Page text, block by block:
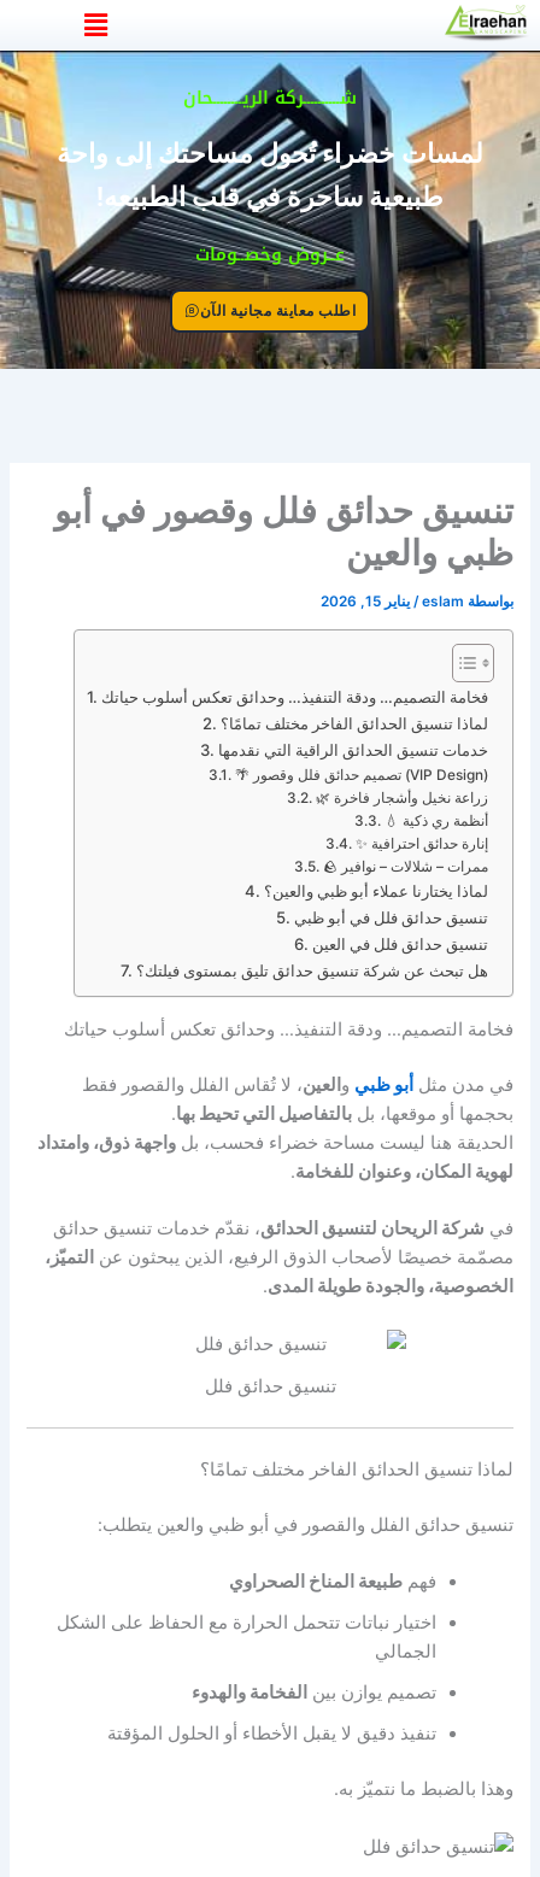
تخطي
إلى
المحتوى
القائمة
شــــــــــركة الريــــــــحان
لمسات خضراء تُحول مساحتك إلى واحة
طبيعية ساحرة في قلب الطبيعه!
عــروض وخصــومات
اطلب معاينة مجانية الآن
تنسيق حدائق فلل وقصور في أبو
ظبي والعين
بواسطة eslam
/يناير 15, 2026
فخامة التصميم… ودقة التنفيذ… وحدائق تعكس أسلوب حياتك
لماذا تنسيق الحدائق الفاخر مختلف تمامًا؟
خدمات تنسيق الحدائق الراقية التي نقدمها
🌴 تصميم حدائق فلل وقصور (VIP Design)
🌿 زراعة نخيل وأشجار فاخرة
💧 أنظمة ري ذكية
✨ إنارة حدائق احترافية
🪨 ممرات – شلالات – نوافير
لماذا يختارنا عملاء أبو ظبي والعين؟
تنسيق حدائق فلل في أبو ظبي
تنسيق حدائق فلل في العين
هل تبحث عن شركة تنسيق حدائق تليق بمستوى فيلتك؟
فخامة التصميم… ودقة التنفيذ… وحدائق تعكس أسلوب حياتك
في مدن مثل أبو ظبي و العين، لا تُقاس الفلل والقصور فقط
بحجمها أو موقعها، بلبالتفاصيل التي تحيط بها.
الحديقة هنا ليست مساحة خضراء فحسب، بلواجهة ذوق، وامتداد
لهوية المكان، وعنوان للفخامة.
في شركة الريحان لتنسيق الحدائق، نقدّم خدمات تنسيق حدائق
مصمّمة خصيصًا لأصحاب الذوق الرفيع، الذين يبحثون عن التميّز،
الخصوصية، والجودة طويلة المدى.
تنسيق حدائق فلل
لماذا تنسيق الحدائق الفاخر مختلف تمامًا؟
تنسيق حدائق الفلل والقصور في أبو ظبي والعين يتطلب:
فهمطبيعة المناخ الصحراوي
اختيار نباتات تتحمل الحرارة مع الحفاظ على الشكل
الجمالي
تصميم يوازن بين الفخامة والهدوء
تنفيذ دقيق لا يقبل الأخطاء أو الحلول المؤقتة
وهذا بالضبط ما نتميّز به.